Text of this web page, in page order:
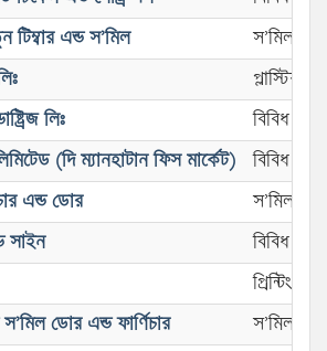
টিম্বার এন্ড স’মিল
স’মিল
প্লাস্টিক
লিঃ
বিবিধ
(দি ম্যানহাটান ফিস মার্কেট)
বিবিধ
এন্ড ডোর
স’মিল
সাইন
বিবিধ
প্রিন্টিং
ডোর এন্ড ফার্ণিচার
স’মিল